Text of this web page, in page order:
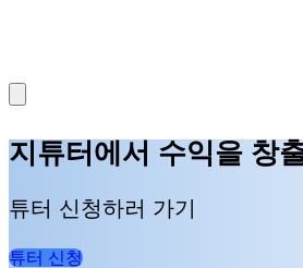
지튜터에서 수익을 창
튜터 신청하러 가기
튜터 신청